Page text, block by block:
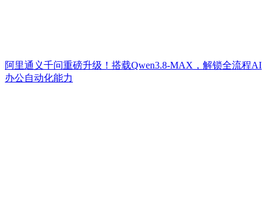
阿里通义千问重磅升级！搭载Qwen3.8-MAX，解锁全流程AI
办公自动化能力